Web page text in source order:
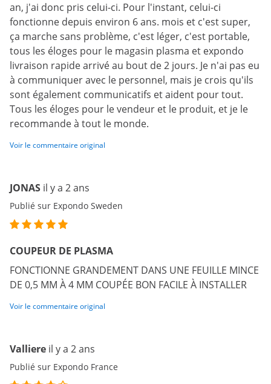
an, j'ai donc pris celui-ci. Pour l'instant, celui-ci
fonctionne depuis environ 6 ans. mois et c'est super,
ça marche sans problème, c'est léger, c'est portable,
tous les éloges pour le magasin plasma et expondo
livraison rapide arrivé au bout de 2 jours. Je n'ai pas eu
à communiquer avec le personnel, mais je crois qu'ils
sont également communicatifs et aident pour tout.
Tous les éloges pour le vendeur et le produit, et je le
recommande à tout le monde.
Voir le commentaire original
JONAS il y a 2 ans
Publié sur Expondo Sweden
COUPEUR DE PLASMA
FONCTIONNE GRANDEMENT DANS UNE FEUILLE MINCE
DE 0,5 MM À 4 MM COUPÉE BON FACILE À INSTALLER
Voir le commentaire original
Valliere il y a 2 ans
Publié sur Expondo France